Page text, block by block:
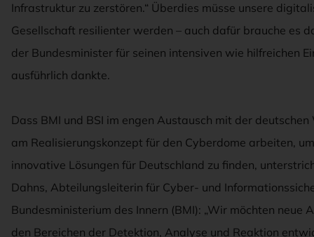
Infrastruktur zu zerstören.“ Überdies müsse unsere
Gesellschaft resilienter werden – auch dafür brauche es
der Bundesminister für seinen intensiven wie hilfreichen
ausführlich dankte.
Dass BMI und BSI im engen Austausch mit der
am Realisierungskonzept für den Cyberdome arbeiten,
innovative Lösungen für Deutschland zu finden,
Dahns, Abteilungsleiterin für Cyber- und
Bundesministerium des Innern (BMI): „Wir möchten neue
den Bereichen der Detektion, Analyse und Reaktion